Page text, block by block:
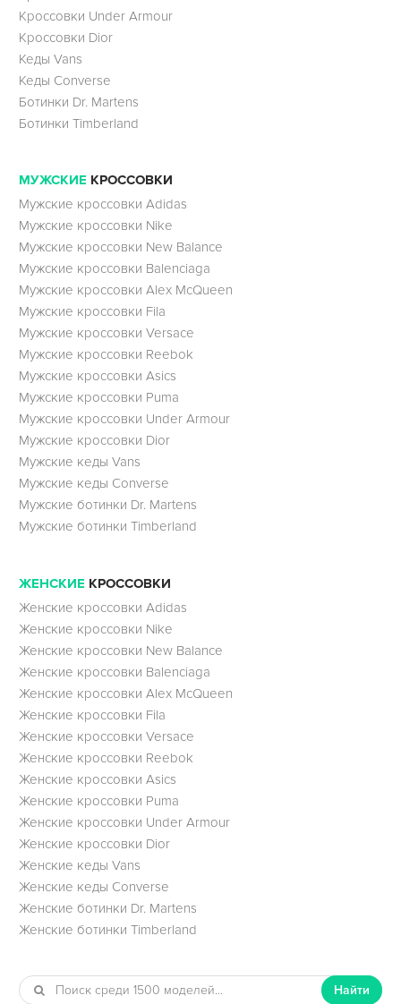
Кроссовки Under Armour
Кроссовки Dior
Кеды Vans
Кеды Converse
Ботинки Dr. Martens
Ботинки Timberland
МУЖСКИЕ КРОССОВКИ
Мужские кроссовки Adidas
Мужские кроссовки Nike
Мужские кроссовки New Balance
Мужские кроссовки Balenciaga
Мужские кроссовки Alex McQueen
Мужские кроссовки Fila
Мужские кроссовки Versace
Мужские кроссовки Reebok
Мужские кроссовки Asics
Мужские кроссовки Puma
Мужские кроссовки Under Armour
Мужские кроссовки Dior
Мужские кеды Vans
Мужские кеды Converse
Мужские ботинки Dr. Martens
Мужские ботинки Timberland
ЖЕНСКИЕ КРОССОВКИ
Женские кроссовки Adidas
Женские кроссовки Nike
Женские кроссовки New Balance
Женские кроссовки Balenciaga
Женские кроссовки Alex McQueen
Женские кроссовки Fila
Женские кроссовки Versace
Женские кроссовки Reebok
Женские кроссовки Asics
Женские кроссовки Puma
Женские кроссовки Under Armour
Женские кроссовки Dior
Женские кеды Vans
Женские кеды Converse
Женские ботинки Dr. Martens
Женские ботинки Timberland
Найти